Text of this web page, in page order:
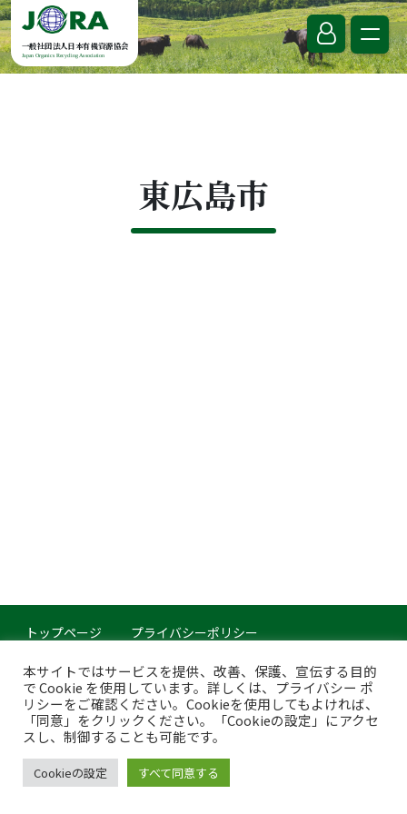
Skip to content
一般社団法人日本有機資源協会
Japan Organics Recycling Association
東広島市
トップページ
プライバシーポリシー
このサイトについて
Copyright © Japan Organics Recycling Association. All rights reserved.
本サイトではサービスを提供、改善、保護、宣伝する目的
で Cookie を使用しています。詳しくは、プライバシー ポ
リシーをご確認ください。Cookieを使用してもよければ、
「同意」をクリックください。「Cookieの設定」にアクセ
スし、制御することも可能です。
Cookieの設定 すべて同意する